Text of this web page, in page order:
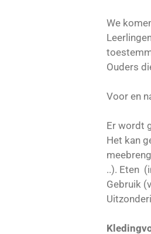
We
Ouders
Voor en
Er wordt
Het kan
..). Eten
Gebruik